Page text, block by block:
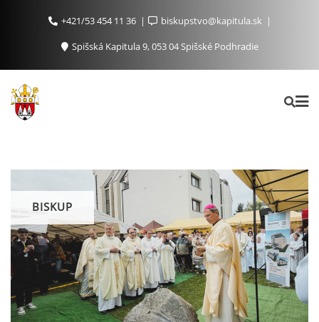
+421/53 454 11 36
biskupstvo@kapitula.sk
Spišská Kapitula 9, 053 04 Spišské Podhradie
BISKUP